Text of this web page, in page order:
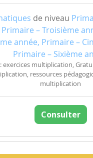
de niveau
– Troisième
année, Primaire –
Primaire – Sixième
: exercices multiplication,
ressources
multiplication
Consulter